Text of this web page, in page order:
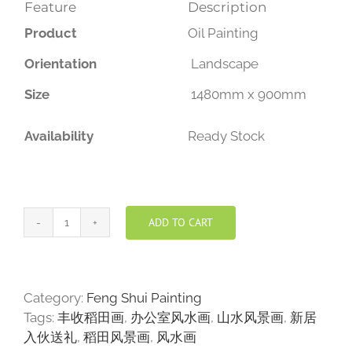
Feature
Description
Product
Oil Painting
Orientation
Landscape
Size
1480mm x 900mm
Availability Ready Stock
丰
画
quantity
ADD TO CART
Category: Feng Shui Painting
Tags: 丰收稻田画, 办公室风水画, 山水风景画, 新居
入伙送礼, 稻田风景画, 风水画